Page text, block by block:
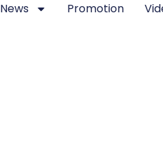
News Promotion